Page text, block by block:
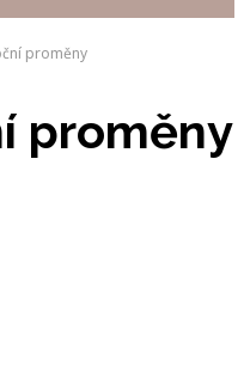
proměny
proměny